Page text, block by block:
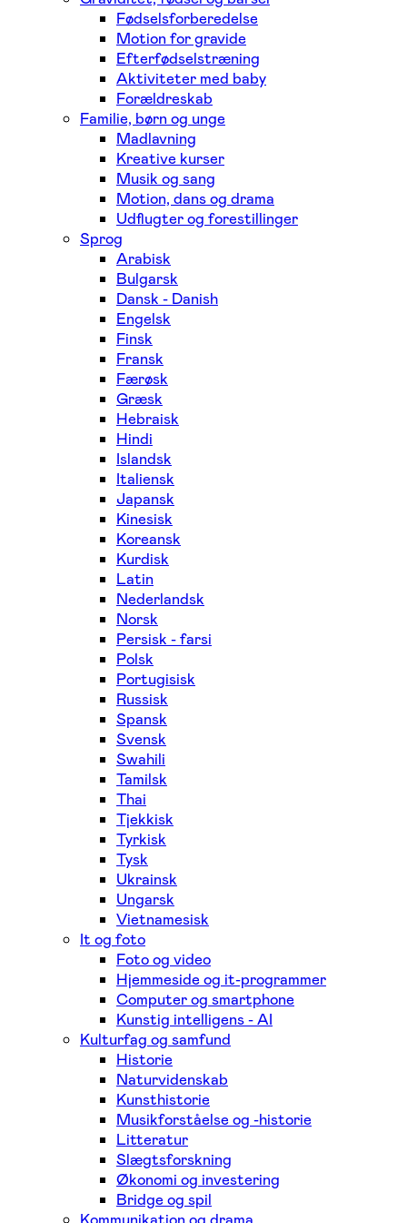
Fødselsforberedelse
Motion for gravide
Efterfødselstræning
Aktiviteter med baby
Forældreskab
Familie, børn og unge
Madlavning
Kreative kurser
Musik og sang
Motion, dans og drama
Udflugter og forestillinger
Sprog
Arabisk
Bulgarsk
Dansk - Danish
Engelsk
Finsk
Fransk
Færøsk
Græsk
Hebraisk
Hindi
Islandsk
Italiensk
Japansk
Kinesisk
Koreansk
Kurdisk
Latin
Nederlandsk
Norsk
Persisk - farsi
Polsk
Portugisisk
Russisk
Spansk
Svensk
Swahili
Tamilsk
Thai
Tjekkisk
Tyrkisk
Tysk
Ukrainsk
Ungarsk
Vietnamesisk
It og foto
Foto og video
Hjemmeside og it-programmer
Computer og smartphone
Kunstig intelligens - AI
Kulturfag og samfund
Historie
Naturvidenskab
Kunsthistorie
Musikforståelse og -historie
Litteratur
Slægtsforskning
Økonomi og investering
Bridge og spil